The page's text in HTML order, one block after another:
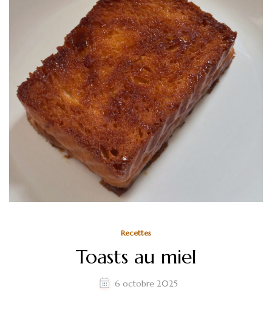
Recettes
Toasts au miel
6 octobre 2025